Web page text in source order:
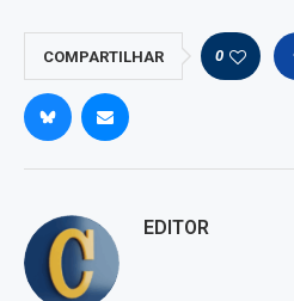
COMPARTILHAR 0
EDITOR